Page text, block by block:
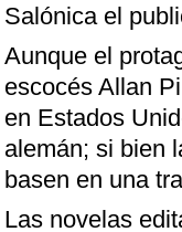
Salónica el
Aunque el
escocés Allan
en Estados
alemán; si bien
basen en una
Las novelas